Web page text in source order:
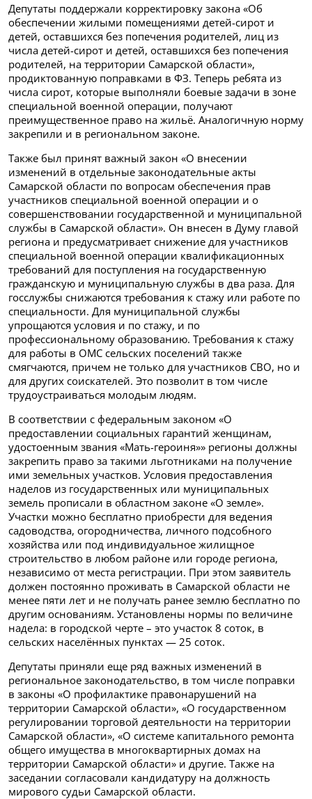
Депутаты поддержали корректировку закона «Об
обеспечении жилыми помещениями детей-сирот и
детей, оставшихся без попечения родителей, лиц из
числа детей-сирот и детей, оставшихся без попечения
родителей, на территории Самарской области»,
продиктованную поправками в ФЗ. Теперь ребята из
числа сирот, которые выполняли боевые задачи в зоне
специальной военной операции, получают
преимущественное право на жильё. Аналогичную норму
закрепили и в региональном законе.
Также был принят важный закон «О внесении
изменений в отдельные законодательные акты
Самарской области по вопросам обеспечения прав
участников специальной военной операции и о
совершенствовании государственной и муниципальной
службы в Самарской области». Он внесен в Думу главой
региона и предусматривает снижение для участников
специальной военной операции квалификационных
требований для поступления на государственную
гражданскую и муниципальную службы в два раза. Для
госслужбы снижаются требования к стажу или работе по
специальности. Для муниципальной службы
упрощаются условия и по стажу, и по
профессиональному образованию. Требования к стажу
для работы в ОМС сельских поселений также
смягчаются, причем не только для участников СВО, но и
для других соискателей. Это позволит в том числе
трудоустраиваться молодым людям.
В соответствии с федеральным законом «О
предоставлении социальных гарантий женщинам,
удостоенным звания «Мать-героиня»» регионы должны
закрепить право за такими льготниками на получение
ими земельных участков. Условия предоставления
наделов из государственных или муниципальных
земель прописали в областном законе «О земле».
Участки можно бесплатно приобрести для ведения
садоводства, огородничества, личного подсобного
хозяйства или под индивидуальное жилищное
строительство в любом районе или городе региона,
независимо от места регистрации. При этом заявитель
должен постоянно проживать в Самарской области не
менее пяти лет и не получать ранее землю бесплатно по
другим основаниям. Установлены нормы по величине
надела: в городской черте – это участок 8 соток, в
сельских населённых пунктах — 25 соток.
Депутаты приняли еще ряд важных изменений в
региональное законодательство, в том числе поправки
в законы «О профилактике правонарушений на
территории Самарской области», «О государственном
регулировании торговой деятельности на территории
Самарской области», «О системе капитального ремонта
общего имущества в многоквартирных домах на
территории Самарской области» и другие. Также на
заседании согласовали кандидатуру на должность
мирового судьи Самарской области.